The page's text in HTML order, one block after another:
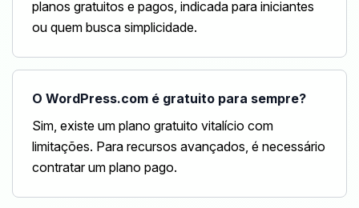
planos gratuitos e pagos, indicada para iniciantes
ou quem busca simplicidade.
O WordPress.com é gratuito para sempre?
Sim, existe um plano gratuito vitalício com
limitações. Para recursos avançados, é necessário
contratar um plano pago.